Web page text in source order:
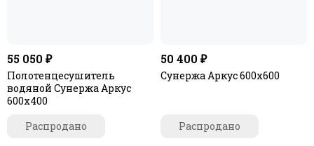
55 050 ₽
Полотенцесушитель
водяной Сунержа Аркус
600х400
Распродано
50 400 ₽
Сунержа Аркус 600х600
Распродано